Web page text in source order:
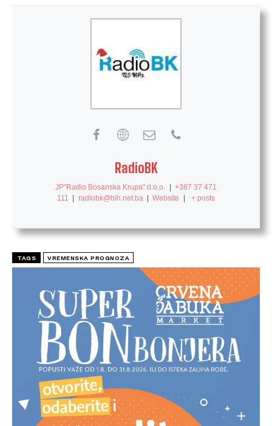
RadioBK
JP"Radio Bosanska Krupa" d.o.o.
+387 37 471
111
radiobk@bih.net.ba Website + posts
TAGS VREMENSKA PROGNOZA